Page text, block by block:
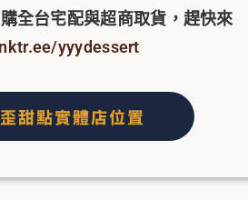
全台宅配與超商取貨，趕快來
yyydessert
甜點實體店位置